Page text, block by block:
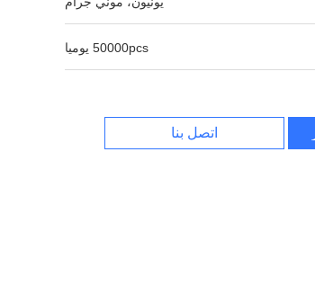
50000pcs يوميا
اتصل بنا